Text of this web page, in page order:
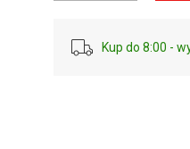
Kup do 8:00 -